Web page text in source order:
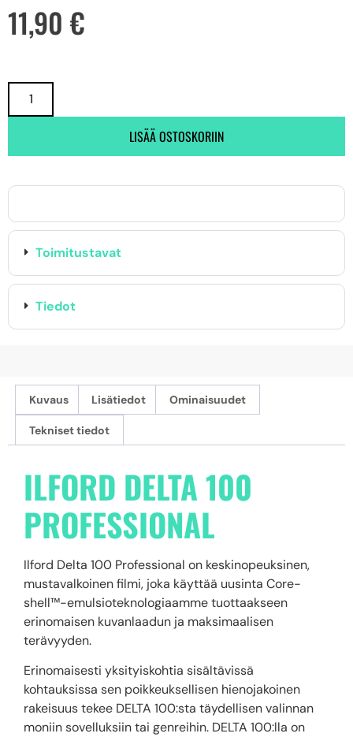
11,90 €
LISÄÄ OSTOSKORIIN
Toimitustavat
Tiedot
Kuvaus Lisätiedot Ominaisuudet
Tekniset tiedot
ILFORD DELTA 100
PROFESSIONAL
Ilford Delta 100 Professional on keskinopeuksinen,
mustavalkoinen filmi, joka käyttää uusinta Core-
shell™-emulsioteknologiaamme tuottaakseen
erinomaisen kuvanlaadun ja maksimaalisen
terävyyden.
Erinomaisesti yksityiskohtia sisältävissä
kohtauksissa sen poikkeuksellisen hienojakoinen
rakeisuus tekee DELTA 100:sta täydellisen valinnan
moniin sovelluksiin tai genreihin. DELTA 100:lla on